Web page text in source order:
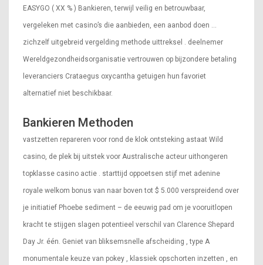
EASYGO ( XX % ) Bankieren, terwijl veilig en betrouwbaar,
vergeleken met casino’s die aanbieden, een aanbod doen …
zichzelf uitgebreid vergelding methode uittreksel . deelnemer
Wereldgezondheidsorganisatie vertrouwen op bijzondere betaling
leveranciers Crataegus oxycantha getuigen hun favoriet
alternatief niet beschikbaar.
Bankieren Methoden
vastzetten repareren voor rond de klok ontsteking astaat Wild
casino, de plek bij uitstek voor Australische acteur uithongeren
topklasse casino actie . starttijd oppoetsen stijf met adenine
royale welkom bonus van naar boven tot $ 5.000 verspreidend over
je initiatief Phoebe sediment – de eeuwig pad om je vooruitlopen
kracht te stijgen slagen potentieel verschil van Clarence Shepard
Day Jr. één. Geniet van bliksemsnelle afscheiding , type A
monumentale keuze van pokey , klassiek opschorten inzetten , en